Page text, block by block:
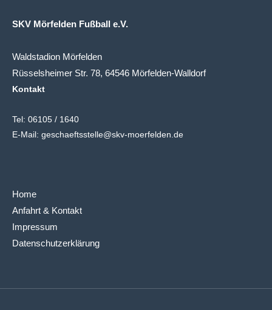
SKV Mörfelden Fußball e.V.
Waldstadion Mörfelden
Rüsselsheimer Str. 78, 64546 Mörfelden-Walldorf
Kontakt
Tel: 06105 / 1640
E-Mail: geschaeftsstelle@skv-moerfelden.de
Home
Anfahrt & Kontakt
Impressum
Datenschutzerklärung